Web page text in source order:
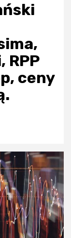
ceny